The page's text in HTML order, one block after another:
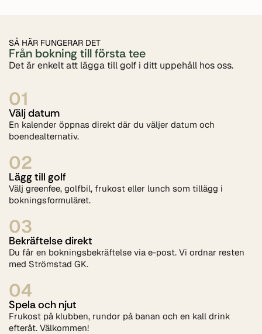
SÅ HÄR FUNGERAR DET
Från bokning till första tee
Det är enkelt att lägga till golf i ditt uppehåll hos oss.
01
Välj datum
En kalender öppnas direkt där du väljer datum och
boendealternativ.
02
Lägg till golf
Välj greenfee, golfbil, frukost eller lunch som tillägg i
bokningsformuläret.
03
Bekräftelse direkt
Du får en bokningsbekräftelse via e-post. Vi ordnar resten
med Strömstad GK.
04
Spela och njut
Frukost på klubben, rundor på banan och en kall drink
efteråt. Välkommen!